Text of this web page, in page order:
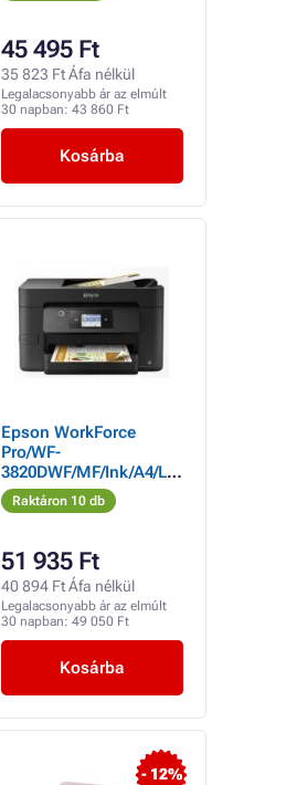
45 495 Ft
35 823 Ft Áfa nélkül
Legalacsonyabb ár az elmúlt
30 napban: 43 860 Ft
Kosárba
Epson WorkForce
Pro/WF-
3820DWF/MF/Ink/A4/LA
N/WiFi/USB
Raktáron 10 db
51 935 Ft
40 894 Ft Áfa nélkül
Legalacsonyabb ár az elmúlt
30 napban: 49 050 Ft
Kosárba
- 12%